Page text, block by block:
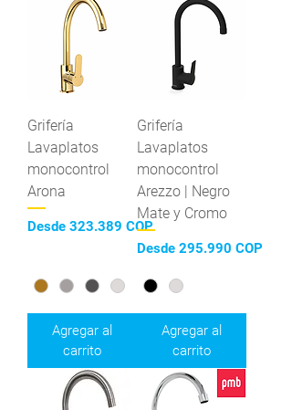
Grifería
Lavaplatos
monocontrol
Arona
Desde 323.389 COP
Precio de oferta
Agregar al
carrito
Grifería
Lavaplatos
monocontrol
Arezzo | Negro
Mate y Cromo
Desde 295.990 COP
Precio de oferta
Agregar al
carrito